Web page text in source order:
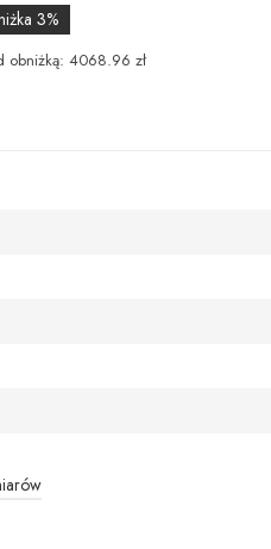
3%
obniżką: 4068.96 zł